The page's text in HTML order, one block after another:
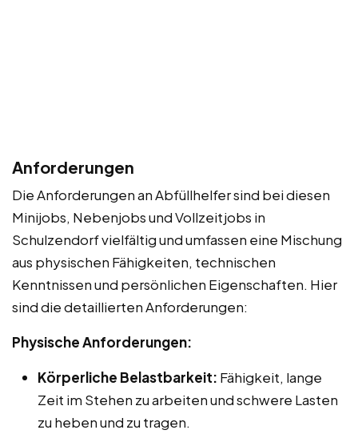
Anforderungen
Die Anforderungen an Abfüllhelfer sind bei diesen
Minijobs, Nebenjobs und Vollzeitjobs in
Schulzendorf vielfältig und umfassen eine Mischung
aus physischen Fähigkeiten, technischen
Kenntnissen und persönlichen Eigenschaften. Hier
sind die detaillierten Anforderungen:
Physische Anforderungen:
Körperliche Belastbarkeit: Fähigkeit, lange
Zeit im Stehen zu arbeiten und schwere Lasten
zu heben und zu tragen.